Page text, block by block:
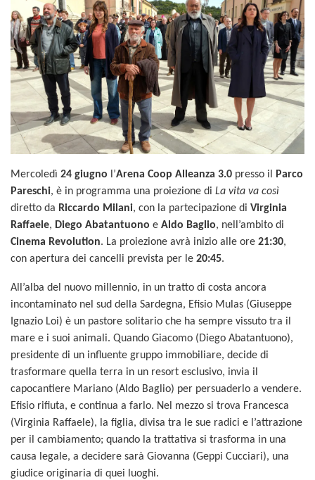
Mercoledì 24 giugno l’Arena Coop Alleanza 3.0 presso il
Parco
Pareschi, è in programma una proiezione di La vita va così
diretto da Riccardo Milani, con la partecipazione di Virginia
Raffaele, Diego Abatantuono e Aldo Baglio, nell’ambito di
Cinema Revolution. La proiezione avrà inizio alle ore 21:30,
con apertura dei cancelli prevista per le 20:45.
All’alba del nuovo millennio, in un tratto di costa ancora
incontaminato nel sud della Sardegna, Efisio Mulas (Giuseppe
Ignazio Loi) è un pastore solitario che ha sempre vissuto tra il
mare e i suoi animali. Quando Giacomo (Diego Abatantuono),
presidente di un influente gruppo immobiliare, decide di
trasformare quella terra in un resort esclusivo, invia il
capocantiere Mariano (Aldo Baglio) per persuaderlo a vendere.
Efisio rifiuta, e continua a farlo. Nel mezzo si trova Francesca
(Virginia Raffaele), la figlia, divisa tra le sue radici e l’attrazione
per il cambiamento; quando la trattativa si trasforma in una
causa legale, a decidere sarà Giovanna (Geppi Cucciari), una
giudice originaria di quei luoghi.